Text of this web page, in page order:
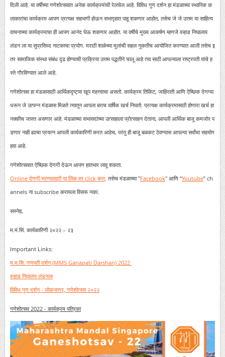
दिली आहे. या वर्षीच्या गणेशोत्सवात अनेक कार्यक्रमांची रेलचेल आहे. विविध गुण दर्शन हा मंडळाच्या स्थानिक क
लाकारांचा कार्यक्रम आपण प्रत्यक्ष सहभागी होऊन सभागृहात पाहू शकणार आहोत, तसेच जे जे उत्तम या साहित्य
वाचनाच्या कार्यक्रमाचा ही आपण आनंद घेऊ शकणार आहोत. या वर्षीचे मुख्य आकर्षण म्हणजे वऱ्हाड निघालाय
लंडन ला या सुप्रसिध्द नाटकाचा प्रयोग. मराठी शाळेच्या मुलांची सहल नुकतीच आयोजित करण्यात आली तसेच इ
तर सामाजिक संस्था संबंध दृढ होण्याची प्रक्रिया उत्तम पद्धतीने चालू आहे त्या साठी आपल्याला राष्ट्रपती यांचे ह
स्ते गौरविण्यात आले आहे.
गणेशोत्सव हा मंडळासाठी आर्थिकदृष्ट्या खूप महत्त्वाचा असतो. कार्यक्रम तिकिट, जाहिराती आणि ऐच्छिक देणग्या
धरून जे उत्पन्न मंडळास मिळते त्यातून आपला बराच वार्षिक खर्च निघतो. प्रत्यक्ष कार्यक्रमासाठी होणारा खर्च हा
नक्कीच जास्त असणार आहे. मंडळाच्या सभासदांच्या उत्साहाला प्रोत्साहन देताना, आपली आर्थिक बाजू कमजोर प
डणार नाही ह्याचा प्रयत्न आपली कार्यकारिणी करत आहेच, परंतु ही बाजू बळकट ठेवण्यास आपल्या सर्वांचा सहयोग
हवा आहे.
गणेशोत्सवात ऐच्छिक देणगी देऊन आपण हातभार लावू शकता.
Online देणगी भरण्यासाठी या लिंक वर click करा. तसेच मंडळाच्या "Facebook" आणि “Youtube” ch
annels ना subscribe करायला विसरू नका.
सस्नेह,
म.मं.सिं. कार्यकारिणी २०२२ – २३
Important Links:
म.म.सि. गणपती दर्शन (MMS Ganapati Darshan) 2022
वऱ्हाड निघालंय लंडनला
विविध गुण दर्शन - लोकजागर, गणेशोत्सव २०२२
गणेशोत्सव 2022 - कार्यक्रम पत्रिका